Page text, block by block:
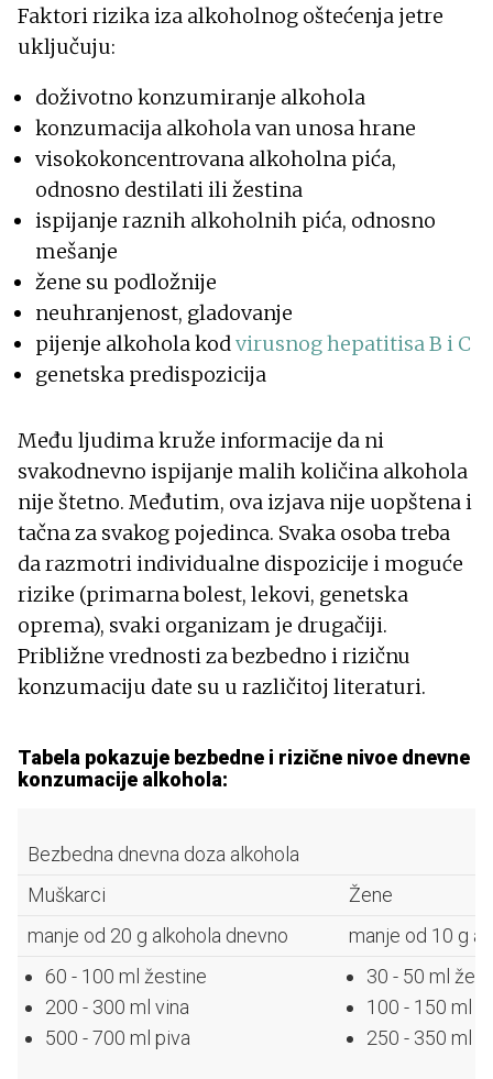
Faktori rizika iza alkoholnog oštećenja jetre
uključuju:
doživotno konzumiranje alkohola
konzumacija alkohola van unosa hrane
visokokoncentrovana alkoholna pića,
odnosno destilati ili žestina
ispijanje raznih alkoholnih pića, odnosno
mešanje
žene su podložnije
neuhranjenost, gladovanje
pijenje alkohola kod virusnog hepatitisa B i C
genetska predispozicija
Među ljudima kruže informacije da ni
svakodnevno ispijanje malih količina alkohola
nije štetno. Međutim, ova izjava nije uopštena i
tačna za svakog pojedinca. Svaka osoba treba
da razmotri individualne dispozicije i moguće
rizike (primarna bolest, lekovi, genetska
oprema), svaki organizam je drugačiji.
Približne vrednosti za bezbedno i rizičnu
konzumaciju date su u različitoj literaturi.
Tabela pokazuje bezbedne i rizične nivoe dnevne
konzumacije alkohola:
Bezbedna dnevna doza alkohola
Muškarci
Žene
manje od 20 g alkohola dnevno
manje od 10 g
60 - 100 ml žestine
200 - 300 ml vina
500 - 700 ml piva
30 - 50 ml
100 - 150 ml
250 - 350 ml